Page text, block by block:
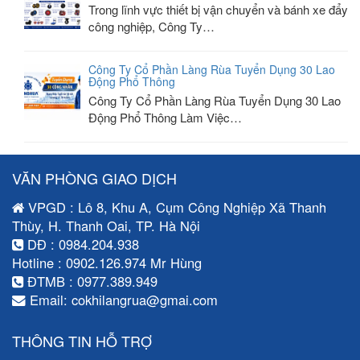
Trong lĩnh vực thiết bị vận chuyển và bánh xe đẩy
công nghiệp, Công Ty…
Công Ty Cổ Phần Làng Rùa Tuyển Dụng 30 Lao
Động Phổ Thông
Công Ty Cổ Phần Làng Rùa Tuyển Dụng 30 Lao
Động Phổ Thông Làm Việc…
VĂN PHÒNG GIAO DỊCH
VPGD : Lô 8, Khu A, Cụm Công Nghiệp Xã Thanh
Thùy, H. Thanh Oai, TP. Hà Nội
DĐ : 0984.204.938
Hotline : 0902.126.974 Mr Hùng
ĐTMB : 0977.389.949
Email: cokhilangrua@gmai.com
THÔNG TIN HỖ TRỢ